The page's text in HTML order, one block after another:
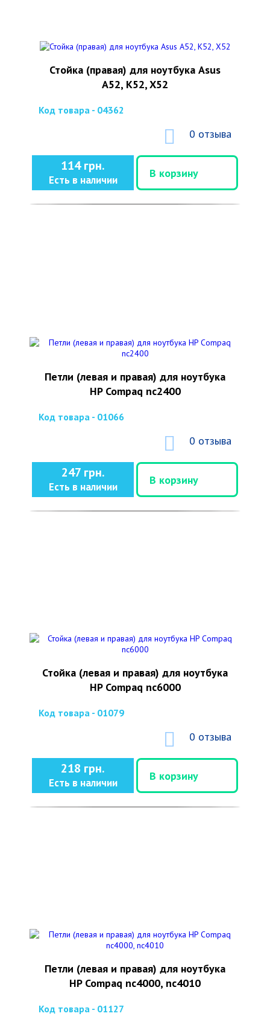
Стойка (правая) для ноутбука Asus
A52, K52, X52
Код товара - 04362
0 отзыва
114 грн.
Есть в наличии
В корзину
Петли (левая и правая) для ноутбука
HP Compaq nc2400
Код товара - 01066
0 отзыва
247 грн.
Есть в наличии
В корзину
Стойка (левая и правая) для ноутбука
HP Compaq nc6000
Код товара - 01079
0 отзыва
218 грн.
Есть в наличии
В корзину
Петли (левая и правая) для ноутбука
HP Compaq nc4000, nc4010
Код товара - 01127